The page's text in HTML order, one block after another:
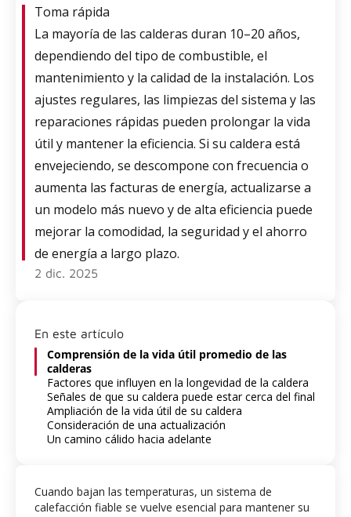
Toma rápida
La mayoría de las calderas duran 10–20 años,
dependiendo del tipo de combustible, el
mantenimiento y la calidad de la instalación. Los
ajustes regulares, las limpiezas del sistema y las
reparaciones rápidas pueden prolongar la vida
útil y mantener la eficiencia. Si su caldera está
envejeciendo, se descompone con frecuencia o
aumenta las facturas de energía, actualizarse a
un modelo más nuevo y de alta eficiencia puede
mejorar la comodidad, la seguridad y el ahorro
de energía a largo plazo.
2 dic. 2025
En este artículo
Comprensión de la vida útil promedio de las
calderas
Factores que influyen en la longevidad de la caldera
Señales de que su caldera puede estar cerca del final
Ampliación de la vida útil de su caldera
Consideración de una actualización
Un camino cálido hacia adelante
Cuando bajan las temperaturas, un sistema de
calefacción fiable se vuelve esencial para mantener su